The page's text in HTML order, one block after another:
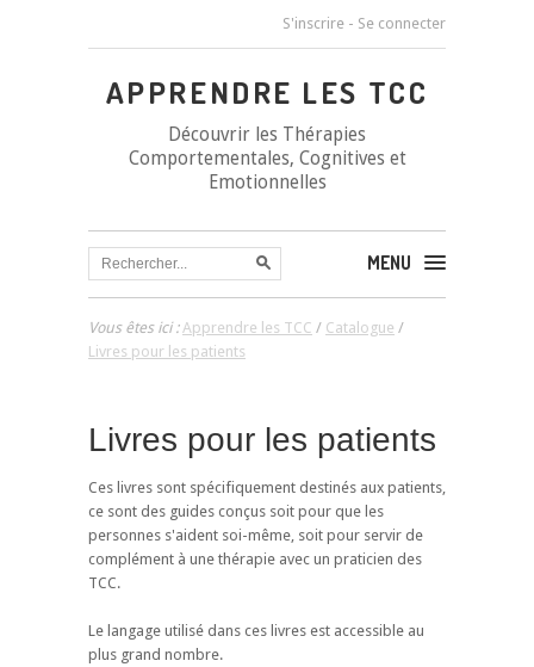
S'inscrire - Se connecter
APPRENDRE LES TCC
Découvrir les Thérapies
Comportementales, Cognitives et
Emotionnelles
MENU
Vous êtes ici :Apprendre les TCC / Catalogue /
Livres pour les patients
Livres pour les patients
Ces livres sont spécifiquement destinés aux patients,
ce sont des guides conçus soit pour que les
personnes s'aident soi-même, soit pour servir de
complément à une thérapie avec un praticien des
TCC.
Le langage utilisé dans ces livres est accessible au
plus grand nombre.